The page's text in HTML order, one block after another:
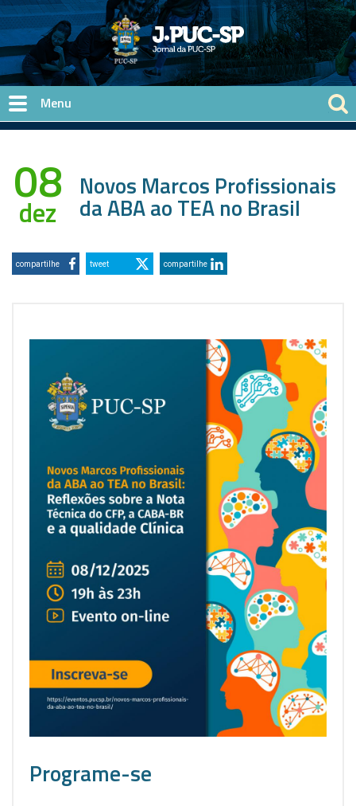
Pular para o conteúdo principal
08
dez
Novos Marcos Profissionais
da ABA ao TEA no Brasil
compartilhe tweet compartilhe
Programe-se